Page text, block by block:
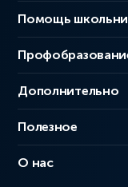
Помощь
Дополнительно
Полезное
О нас